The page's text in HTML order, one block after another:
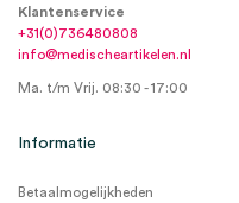
Klantenservice
+31(0)736480808
info@medischeartikelen.nl
Ma. t/m Vrij. 08:30 - 17:00
Informatie
Betaalmogelijkheden